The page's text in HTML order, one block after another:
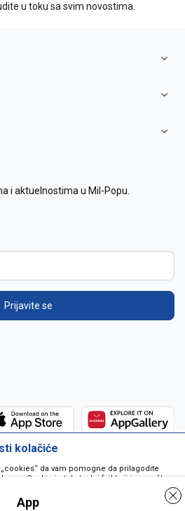
u toku sa svim novostima.
i aktuelnostima u Mil-Popu.
Prijavite se
kolačiće
da vam pomogne da prilagodite
Cookie je tekstualni fajl koji je smešten
virus vašem računaru. Cookie-i su
mogu biti pročitani od strane web servera
App